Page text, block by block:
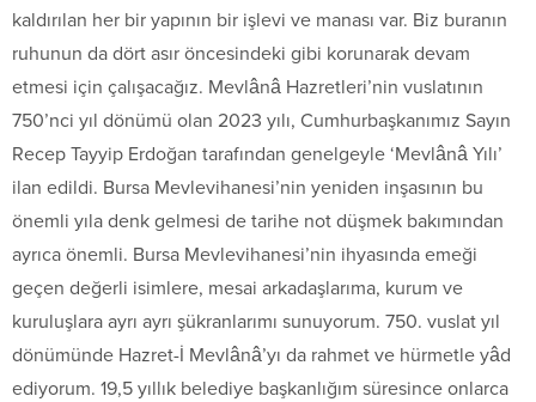
kaldırılan her bir yapının bir işlevi ve manası var. Biz buranın
ruhunun da dört asır öncesindeki gibi korunarak devam
etmesi için çalışacağız. Mevlânâ Hazretleri’nin vuslatının
750’nci yıl dönümü olan 2023 yılı, Cumhurbaşkanımız Sayın
Recep Tayyip Erdoğan tarafından genelgeyle ‘Mevlânâ Yılı’
ilan edildi. Bursa Mevlevihanesi’nin yeniden inşasının bu
önemli yıla denk gelmesi de tarihe not düşmek bakımından
ayrıca önemli. Bursa Mevlevihanesi’nin ihyasında emeği
geçen değerli isimlere, mesai arkadaşlarıma, kurum ve
kuruluşlara ayrı ayrı şükranlarımı sunuyorum. 750. vuslat yıl
dönümünde Hazret-İ Mevlânâ’yı da rahmet ve hürmetle yâd
ediyorum. 19,5 yıllık belediye başkanlığım süresince onlarca